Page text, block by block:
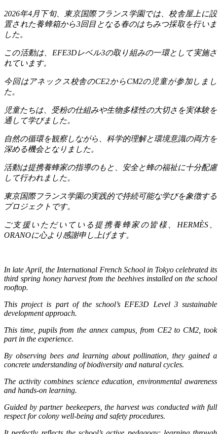
2026年4月下旬、東京国際フランス学園では、校舎屋上に設
置された養蜂箱から3回目となる春のはちみつ採取を行いま
した。
この活動は、 EFE3Dレベル3の取り組みの一環として実施さ
れています。
今回はアネックス校舎のCE2から CM2の児童が参加しまし
た。
児童たちは、受粉の仕組みや生物多様性の大切さを実体験を
通して学びました。
自然の循環を観察しながら、科学的理解と環境意識の両方を
深める機会となりました。
活動は提携養蜂家の指導のもと、安全と蜂の福祉に十分配慮
して行われました。
東京国際フランス学園の実践的で持続可能な学びを象徴する
プロジェクトです。
ご支援いただいている提携養蜂家の皆様、 HERMÈS、
ORANOに心より感謝申し上げます。
In late April, the International French School in Tokyo celebrated its
third spring honey harvest from the beehives installed on the school
rooftop.
This project is part of the school’s EFE3D Level 3 sustainable
development approach.
This time, pupils from the annex campus, from CE2 to CM2, took
part in the experience.
By observing bees and learning about pollination, they gained a
concrete understanding of biodiversity and natural cycles.
The activity combines science education, environmental awareness
and hands-on learning.
Guided by partner beekeepers, the harvest was conducted with full
respect for colony well-being and safety procedures.